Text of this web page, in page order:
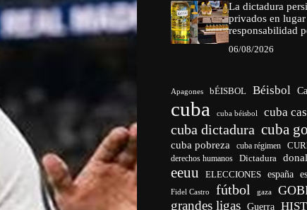
La dictadura
privados en
responsabilidad
06/08/2026
Apagones bÉISBOL Béisbol
cuba cuba béisbol cuba
cuba dictadura cuba
cuba pobreza cuba régimen
derechos humanos Dictadura
eeuu ELECCIONES españa
Fidel Castro fútbol gaza
grandes ligas Guerra